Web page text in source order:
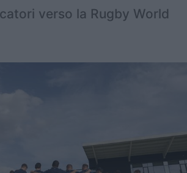
Championship
verso la Rugby World